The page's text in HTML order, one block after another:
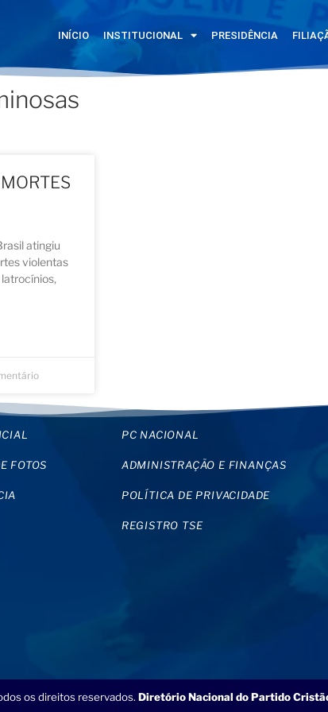
INÍCIO INSTITUCIONAL PRESIDÊNCIA
atingiu
violentas
FOTOS
PC NACIONAL
ADMINISTRAÇÃO E FINANÇAS
POLÍTICA DE PRIVACIDADE
REGISTRO TSE
os direitos reservados. Diretório Nacional do Partido